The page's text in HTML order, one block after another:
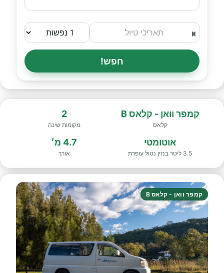
חפש!
קמפר וואן - קלאס B
קלאס
2
מקומות שינה
אוטומטי
3.5 ליטר בנזין נטול עופרת
4.7 מ׳
אורך
קמפר וואן - קלאס B